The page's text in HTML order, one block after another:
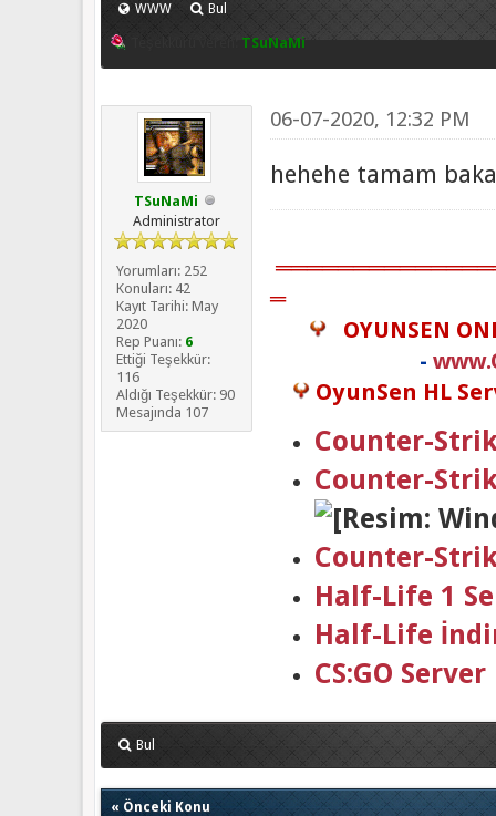
WWW Bul
TSuNaMi
TSuNaMi
Administrator
Yorumları: 252
Konuları: 42
Kayıt Tarihi: May
2020
Rep Puanı: 6
Ettiği Teşekkür:
116
Aldığı Teşekkür: 90
Mesajında 107
06-07-2020, 12:32 PM
hehehe tamam
═
OYUNSEN
-
OyunSen HL
Counter-
Counter-
Counter-
Half-Life 1
Half-Life
CS:GO
Bul
« Önceki Konu